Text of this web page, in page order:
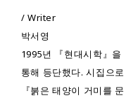
/ Writer
박서영
1995년 『현대시학』을
통해 등단했다. 시집으로
『붉은 태양이 거미를 문